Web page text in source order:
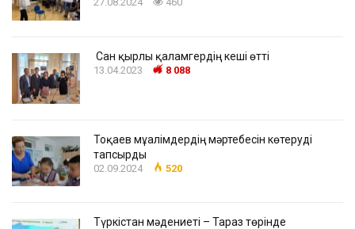
Сан қырлы қаламгердің кеші өтті
13.04.2023 8 088
Тоқаев мұғалімдердің мәртебесін көтеруді
тапсырды
02.09.2024 520
Түркістан мәдениеті – Тараз төрінде